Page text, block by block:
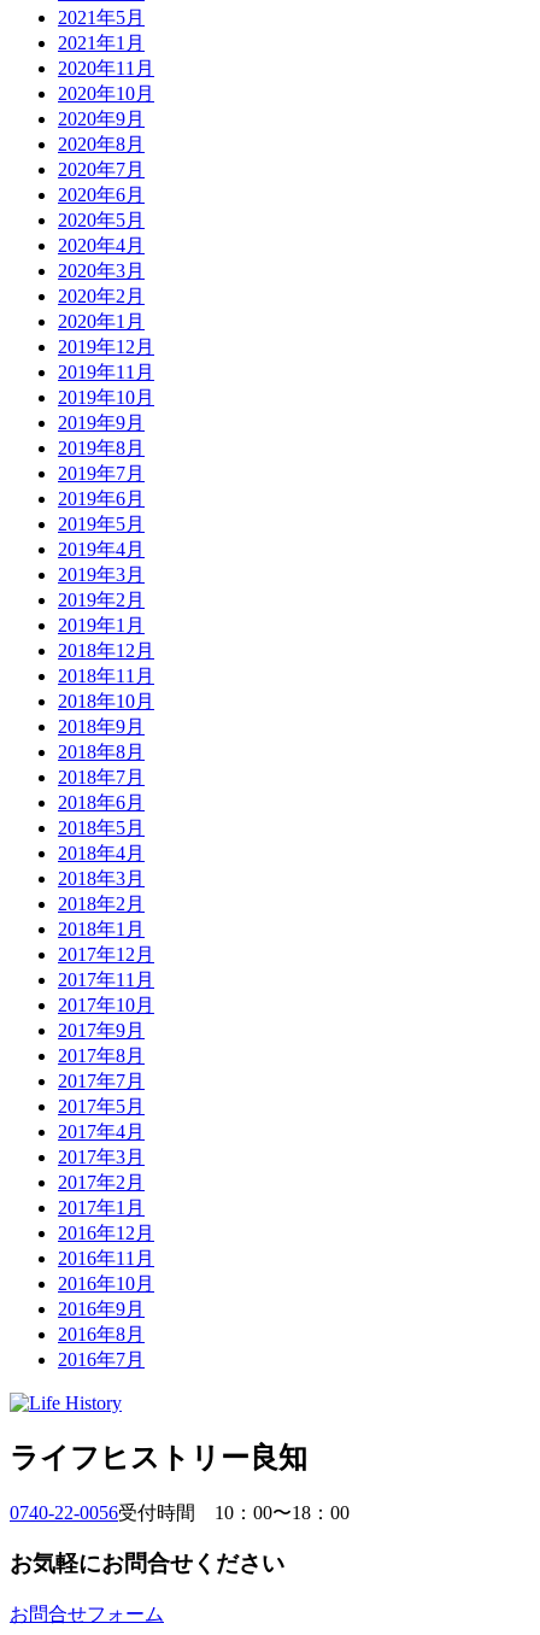
2021年5月
2021年1月
2020年11月
2020年10月
2020年9月
2020年8月
2020年7月
2020年6月
2020年5月
2020年4月
2020年3月
2020年2月
2020年1月
2019年12月
2019年11月
2019年10月
2019年9月
2019年8月
2019年7月
2019年6月
2019年5月
2019年4月
2019年3月
2019年2月
2019年1月
2018年12月
2018年11月
2018年10月
2018年9月
2018年8月
2018年7月
2018年6月
2018年5月
2018年4月
2018年3月
2018年2月
2018年1月
2017年12月
2017年11月
2017年10月
2017年9月
2017年8月
2017年7月
2017年5月
2017年4月
2017年3月
2017年2月
2017年1月
2016年12月
2016年11月
2016年10月
2016年9月
2016年8月
2016年7月
ライフヒストリー良知
0740-22-0056受付時間 10：00〜18：00
お気軽にお問合せください
お問合せフォーム